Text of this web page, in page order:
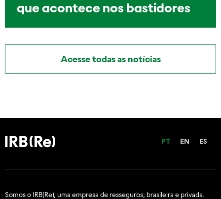
que acontece nos bastidores
Acesse todas as notícias
PT EN ES
Somos o IRB(Re), uma empresa de resseguros, brasileira e privada.